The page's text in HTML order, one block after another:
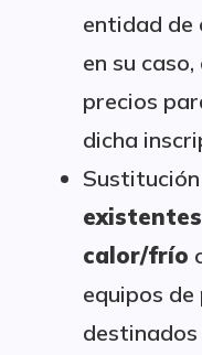
entidad de
en su
precios
dicha
calor/frío
equipos